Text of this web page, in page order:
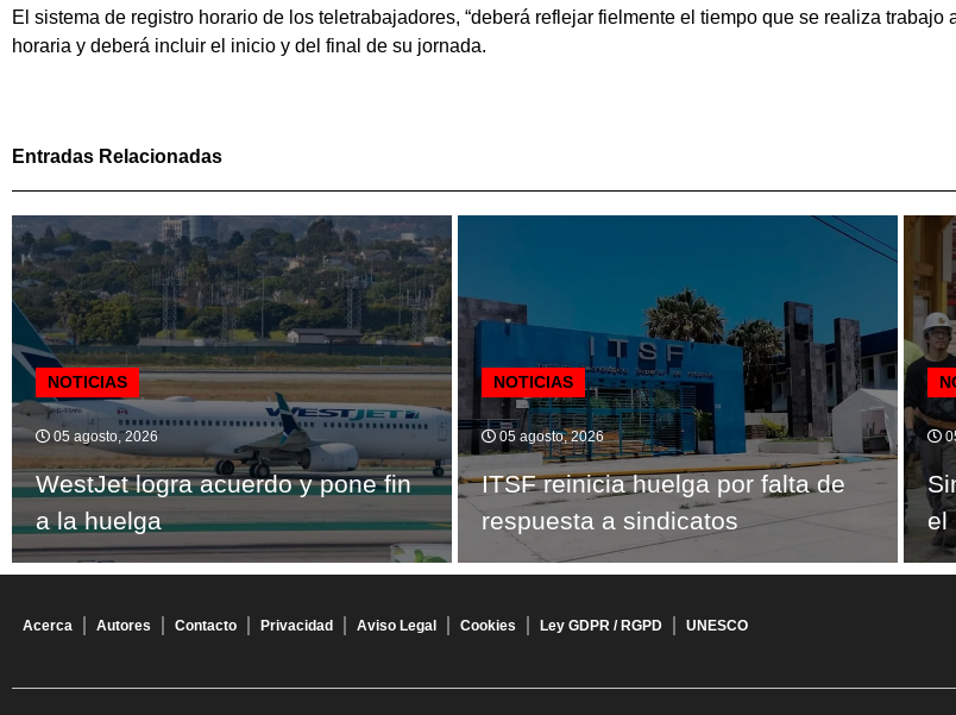
El sistema de registro horario de los teletrabajadores, “deberá reflejar fielmente el tiempo que se realiza
horaria y deberá incluir el inicio y del final de su jornada.
Entradas Relacionadas
NOTICIAS
05 agosto, 2026
WestJet logra acuerdo y pone fin
a la huelga
NOTICIAS
05 agosto, 2026
ITSF reinicia huelga por falta de
respuesta a sindicatos
el
Acerca Autores Contacto Privacidad Aviso Legal Cookies Ley GDPR / RGPD UNESCO